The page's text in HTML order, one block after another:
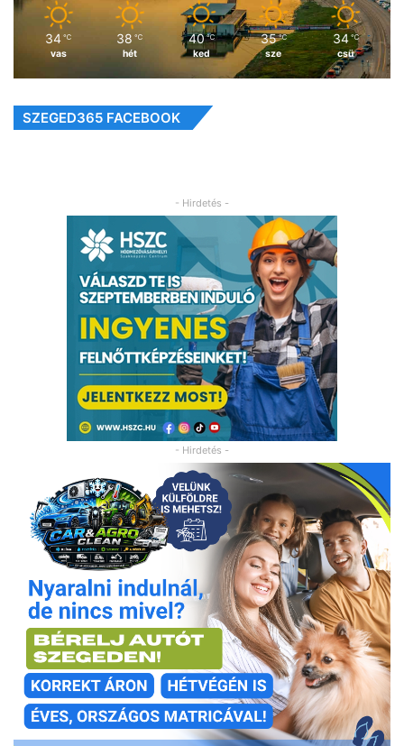
34 ℃
vas
38 ℃
hét
40 ℃
ked
35 ℃
sze
34 ℃
csü
SZEGED365 FACEBOOK
- Hirdetés -
- Hirdetés -